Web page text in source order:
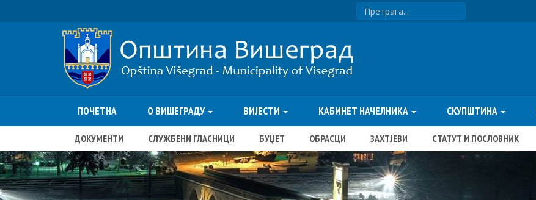
ПОЧЕТНА О ВИШЕГРАДУ ВИЈЕСТИ КАБИНЕТ НАЧЕЛНИКА СКУПШТИНА
ДОКУМЕНТИ СЛУЖБЕНИ ГЛАСНИЦИ БУЏЕТ ОБРАСЦИ ЗАХТЈЕВИ СТАТУТ И ПОСЛОВНИК